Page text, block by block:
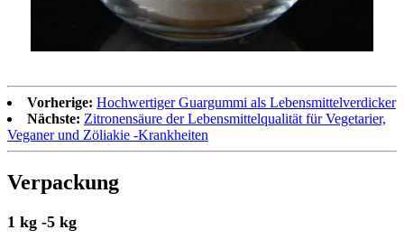
Vorherige: Hochwertiger Guargummi als Lebensmittelverdicker
Nächste: Zitronensäure der Lebensmittelqualität für Vegetarier,
Veganer und Zöliakie -Krankheiten
Verpackung
1 kg -5 kg